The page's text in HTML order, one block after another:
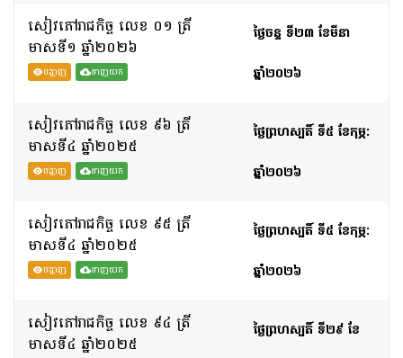
សៀវភៅរាជកិច្ច លេខ ០១ ត្រី
មាសទី១ ឆ្នាំ២០២៦
បង្ហាញ ទាញយក
ថ្ងៃចន្ទ ទី២៣ ខែមីនា
ឆ្នាំ២០២៦
សៀវភៅរាជកិច្ច លេខ ៩៦ ត្រី
មាសទី៤​ ឆ្នាំ២០២៥
បង្ហាញ ទាញយក
ថ្ងៃព្រហស្បតិ៍ ទី៥ ខែកុម្ភៈ
ឆ្នាំ២០២៦
សៀវភៅរាជកិច្ច លេខ ៩៥ ត្រី
មាសទី៤​ ឆ្នាំ២០២៥
បង្ហាញ ទាញយក
ថ្ងៃព្រហស្បតិ៍ ទី៥ ខែកុម្ភៈ
ឆ្នាំ២០២៦
សៀវភៅរាជកិច្ច លេខ ៩៤ ត្រី
មាសទី៤​ ឆ្នាំ២០២៥
ថ្ងៃព្រហស្បតិ៍ ទី២៩ ខែ